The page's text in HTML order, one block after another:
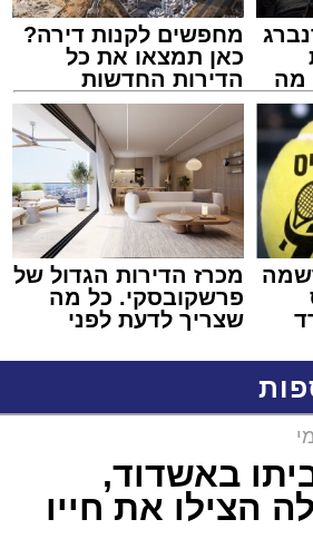
מה
מחפשים לקנות דירה?
כאן תמצאו את כל
הדירות החדשות
למכירה באשדוד >>>
מכרז הדירות הגדול של
פרשקובסקי. כל מה
שצריך לדעת לפני
באשדוד
באשדוד,
הצילו את חייו